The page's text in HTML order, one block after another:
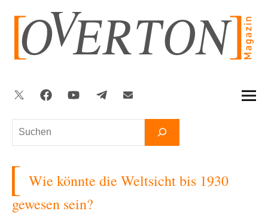
springen
Suchen
Twitter FacebookYouTubeTelegram
Wie könnte die Weltsicht bis 1930
gewesen sein?